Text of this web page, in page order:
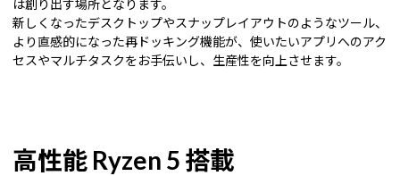
は創り出す場所となります。
新しくなったデスクトップやスナップレイアウトのようなツール、
より直感的になった再ドッキング機能が、使いたいアプリへのアク
セスやマルチタスクをお手伝いし、生産性を向上させます。
高性能 Ryzen 5 搭載